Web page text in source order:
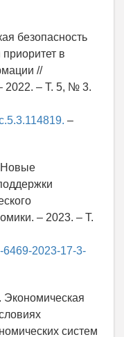
безопасность
приоритет в
//
2022. – Т. 5, № 3.
–
Новые
– 2023. – Т.
6469-2023-17-3-
систем